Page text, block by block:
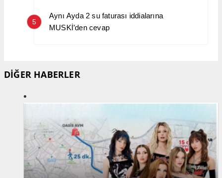
5
Aynı Ayda 2 su faturası iddialarına
MUSKİ’den cevap
DİĞER HABERLER